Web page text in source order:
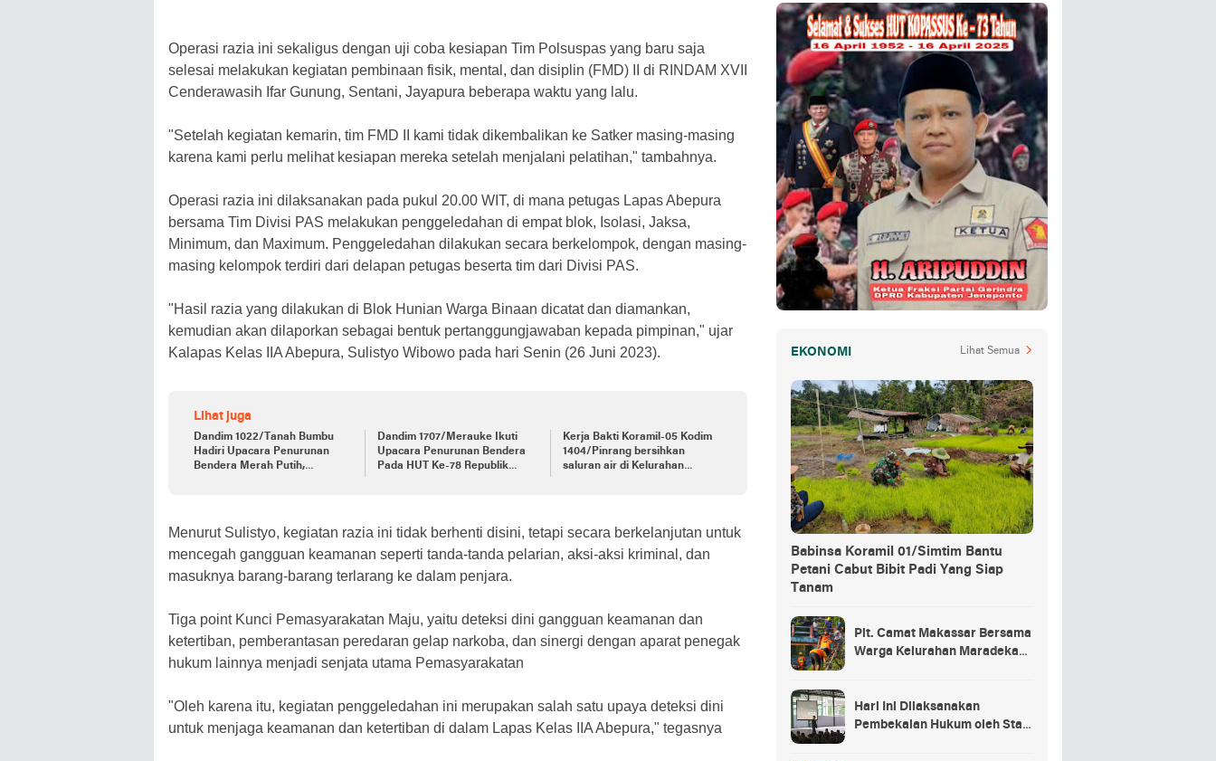
Operasi razia ini sekaligus dengan uji coba kesiapan Tim Polsuspas yang baru saja
selesai melakukan kegiatan pembinaan fisik, mental, dan disiplin (FMD) II di RINDAM XVII
Cenderawasih Ifar Gunung, Sentani, Jayapura beberapa waktu yang lalu.
"Setelah kegiatan kemarin, tim FMD II kami tidak dikembalikan ke Satker masing-masing
karena kami perlu melihat kesiapan mereka setelah menjalani pelatihan," tambahnya.
Operasi razia ini dilaksanakan pada pukul 20.00 WIT, di mana petugas Lapas Abepura
bersama Tim Divisi PAS melakukan penggeledahan di empat blok, Isolasi, Jaksa,
Minimum, dan Maximum. Penggeledahan dilakukan secara berkelompok, dengan masing-
masing kelompok terdiri dari delapan petugas beserta tim dari Divisi PAS.
"Hasil razia yang dilakukan di Blok Hunian Warga Binaan dicatat dan diamankan,
kemudian akan dilaporkan sebagai bentuk pertanggungjawaban kepada pimpinan," ujar
Kalapas Kelas IIA Abepura, Sulistyo Wibowo pada hari Senin (26 Juni 2023).
Lihat juga
Dandim 1022/Tanah Bumbu
Hadiri Upacara Penurunan
Bendera Merah Putih,
Dandim 1707/Merauke Ikuti
Upacara Penurunan Bendera
Pada HUT Ke-78 Republik
Kerja Bakti Koramil-05 Kodim
1404/Pinrang bersihkan
saluran air di Kelurahan
Menurut Sulistyo, kegiatan razia ini tidak berhenti disini, tetapi secara berkelanjutan untuk
mencegah gangguan keamanan seperti tanda-tanda pelarian, aksi-aksi kriminal, dan
masuknya barang-barang terlarang ke dalam penjara.
Tiga point Kunci Pemasyarakatan Maju, yaitu deteksi dini gangguan keamanan dan
ketertiban, pemberantasan peredaran gelap narkoba, dan sinergi dengan aparat penegak
hukum lainnya menjadi senjata utama Pemasyarakatan
"Oleh karena itu, kegiatan penggeledahan ini merupakan salah satu upaya deteksi dini
untuk menjaga keamanan dan ketertiban di dalam Lapas Kelas IIA Abepura," tegasnya
EKONOMI Lihat Semua
Babinsa Koramil 01/Simtim Bantu
Petani Cabut Bibit Padi Yang Siap
Tanam
Plt. Camat Makassar Bersama
Warga Kelurahan Maradekaya
Hari Ini Dilaksanakan
Pembekalan Hukum oleh Staf